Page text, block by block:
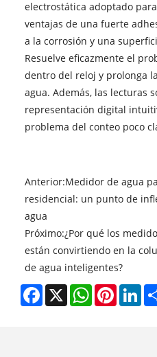
electrostática adoptado
ventajas de una fuerte
a la corrosión y una
Resuelve eficazmente el
dentro del reloj y prolonga
agua. Además, las lecturas
representación digital
problema del conteo poco
Anterior:Medidor de agua
residencial: un punto de
agua
Próximo:¿Por qué los
están convirtiendo en la
de agua inteligentes?
Facebook
X WhatsAppPinterest